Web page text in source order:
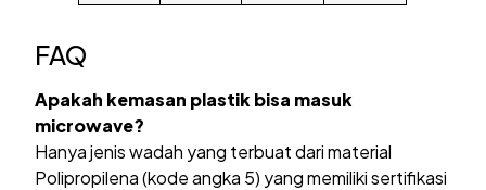
FAQ
Apakah kemasan plastik bisa masuk
microwave?
Hanya jenis wadah yang terbuat dari material
Polipropilena (kode angka 5) yang memiliki sertifikasi